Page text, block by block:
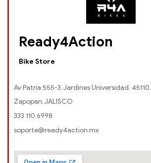
Ready4Action
Bike Store
Av Patria 555-3. Jardines Universidad. 45110.
Zapopan. JALISCO
333 110 6998
soporte@ready4action.mx